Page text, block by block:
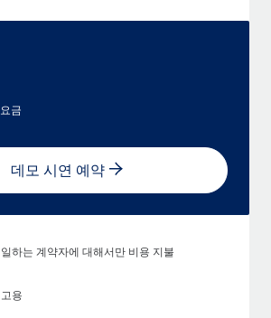
금
데모 시연 예약
하는 계약자에 대해서만 비용 지불
용